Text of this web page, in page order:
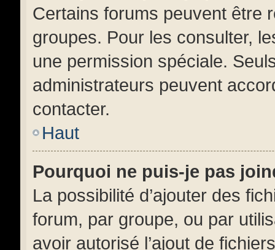
Certains forums peuvent être
groupes. Pour les consulter,
une permission spéciale.
administrateurs peuvent
contacter.
Haut
Pourquoi ne puis-je pas
La possibilité d’ajouter des
forum, par groupe, ou par
avoir autorisé l’ajout de